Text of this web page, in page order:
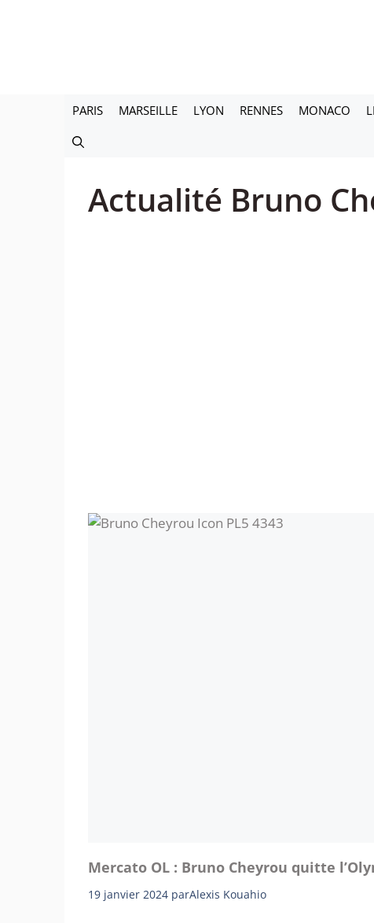
PARIS MARSEILLE LYON RENNES MONACO
Actualité Bruno
Mercato OL : Bruno Cheyrou quitte
19 janvier 2024 parAlexis Kouahio